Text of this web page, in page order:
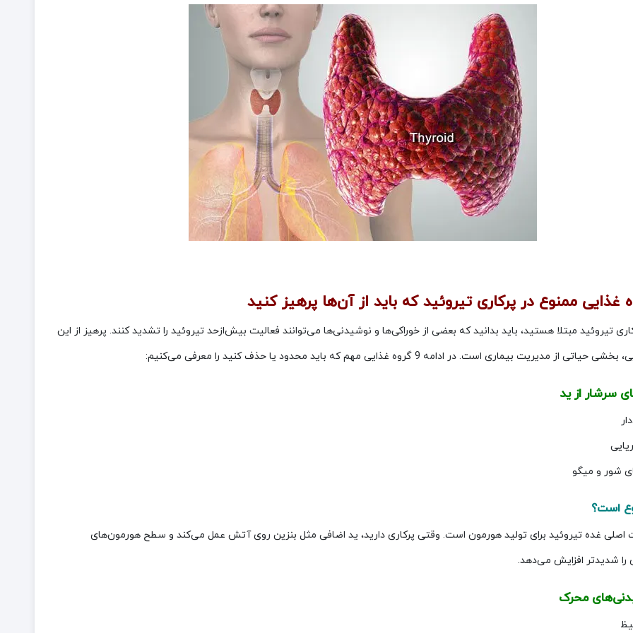
تیروئید مبتلا هستید، باید بدانید که بعضی از خوراکی‌ها و نوشیدنی‌ها می‌توانند فعالیت بیش‌ازحد تیروئید را تشدید کنند. پرهیز از این
از مدیریت بیماری است. در ادامه 9 گروه غذایی مهم که باید محدود یا حذف کنید را معرفی می‌کنیم:
شور و میگو
است؟
غده تیروئید برای تولید هورمون است. وقتی پرکاری دارید، ید اضافی مثل بنزین روی آتش عمل می‌کند و سطح هورمون‌های
را شدیدتر افزایش می‌دهد.